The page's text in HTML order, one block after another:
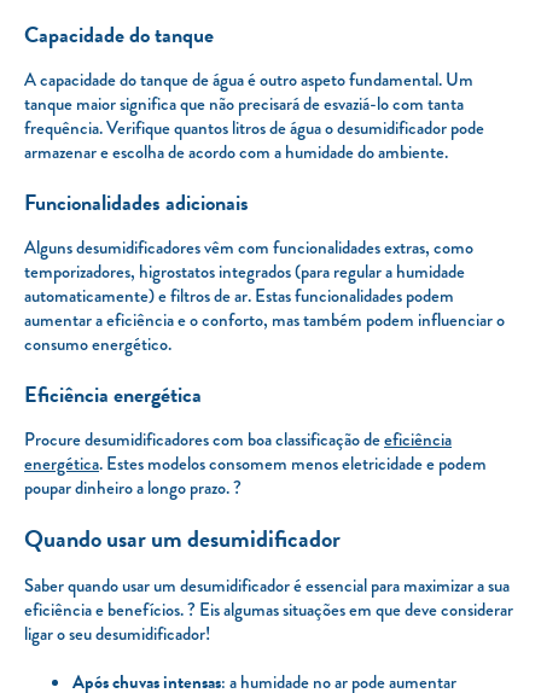
Capacidade do tanque
A capacidade do tanque de água é outro aspeto fundamental. Um
tanque maior significa que não precisará de esvaziá-lo com tanta
frequência. Verifique quantos litros de água o desumidificador pode
armazenar e escolha de acordo com a humidade do ambiente.
Funcionalidades adicionais
Alguns desumidificadores vêm com funcionalidades extras, como
temporizadores, higrostatos integrados (para regular a humidade
automaticamente) e filtros de ar. Estas funcionalidades podem
aumentar a eficiência e o conforto, mas também podem influenciar o
consumo energético.
Eficiência energética
Procure desumidificadores com boa classificação deeficiência
energética. Estes modelos consomem menos eletricidade e podem
poupar dinheiro a longo prazo. ?
Quando usar um desumidificador
Saber quando usar um desumidificador é essencial para maximizar a sua
eficiência e benefícios. ?️ Eis algumas situações em que deve considerar
ligar o seu desumidificador!
Após chuvas intensas: a humidade no ar pode aumentar